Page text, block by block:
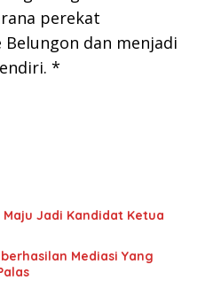
perekat
Belungon dan menjadi
*
Jadi Kandidat Ketua
Mediasi Yang